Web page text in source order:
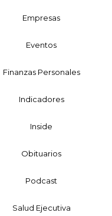
Empresas
Eventos
Finanzas Personales
Indicadores
Inside
Obituarios
Podcast
Salud Ejecutiva